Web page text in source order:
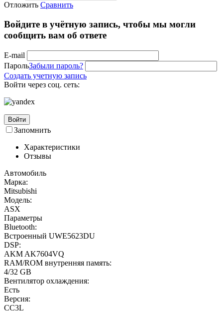
Отложить Сравнить
Войдите в учётную запись, чтобы мы могли
сообщить вам об ответе
E-mail
ПарольЗабыли пароль?
Создать учетную запись
Войти через соц. сеть:
Войти
Запомнить
Характеристики
Отзывы
Автомобиль
Марка:
Mitsubishi
Модель:
ASX
Параметры
Bluetooth:
Встроенный UWE5623DU
DSP:
AKM AK7604VQ
RAM/ROM внутренняя память:
4/32 GB
Вентилятор охлаждения:
Есть
Версия:
CC3L